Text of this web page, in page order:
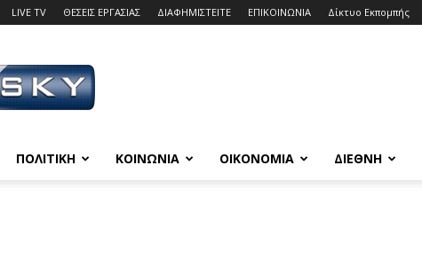
LIVE TV ΘΕΣΕΙΣ ΕΡΓΑΣΙΑΣ ΔΙΑΦΗΜΙΣΤΕΙΤΕ ΕΠΙΚΟΙΝΩΝΙΑ Δίκτυο Εκπομπής
ΠΟΛΙΤΙΚΗ ΚΟΙΝΩΝΙΑ ΟΙΚΟΝΟΜΙΑ ΔΙΕΘΝΗ